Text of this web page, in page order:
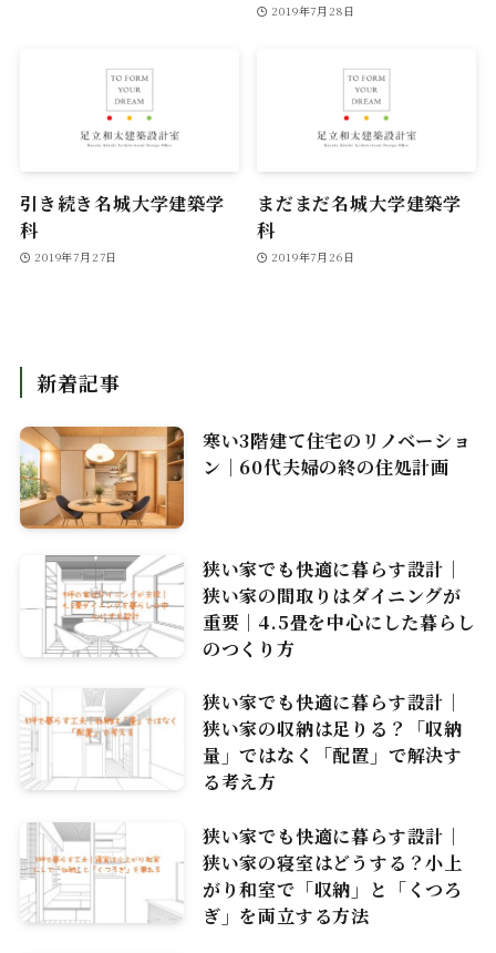
2019年7月28日
引き続き名城大学建築学
科
2019年7月27日
まだまだ名城大学建築学
科
2019年7月26日
新着記事
寒い3階建て住宅のリノベーショ
ン｜60代夫婦の終の住処計画
狭い家でも快適に暮らす設計｜
狭い家の間取りはダイニングが
重要｜4.5畳を中心にした暮らし
のつくり方
狭い家でも快適に暮らす設計｜
狭い家の収納は足りる？「収納
量」ではなく「配置」で解決す
る考え方
狭い家でも快適に暮らす設計｜
狭い家の寝室はどうする？小上
がり和室で「収納」と「くつろ
ぎ」を両立する方法